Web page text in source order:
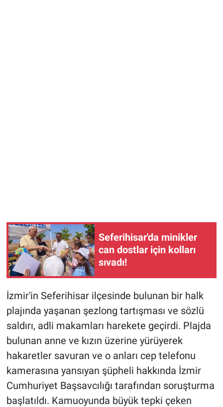
Seferihisar'da minikler
can dostlar için kolları
sıvadı!
İzmir'in Seferihisar ilçesinde bulunan bir halk
plajında yaşanan şezlong tartışması ve sözlü
saldırı, adli makamları harekete geçirdi. Plajda
bulunan anne ve kızın üzerine yürüyerek
hakaretler savuran ve o anları cep telefonu
kamerasına yansıyan şüpheli hakkında İzmir
Cumhuriyet Başsavcılığı tarafından soruşturma
başlatıldı. Kamuoyunda büyük tepki çeken